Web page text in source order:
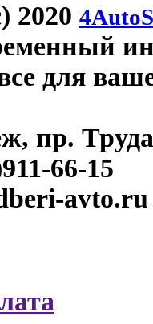
2020
для
пр.
66-15
avto.ru